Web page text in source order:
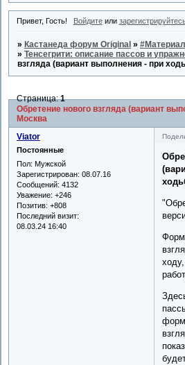
Привет, Гость! Войдитеили
» Кастанеда форум Original »
»Тенсегрити: описание пассов и
взгляда (вариант выполнения - при
Обретение нового взгляда (вариант
Москва
Страница:1
Viator
Постоянные
Пол: Мужской
Зарегистрирован: 08.07.16
Сообщений: 4132
Уважение: +246
Позитив: +808
Последний визит:
08.03.24 16:40